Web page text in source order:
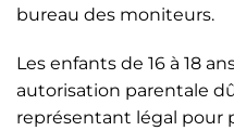
bureau des moniteurs.
Les enfants de 16 à 18
autorisation parentale
représentant légal pour